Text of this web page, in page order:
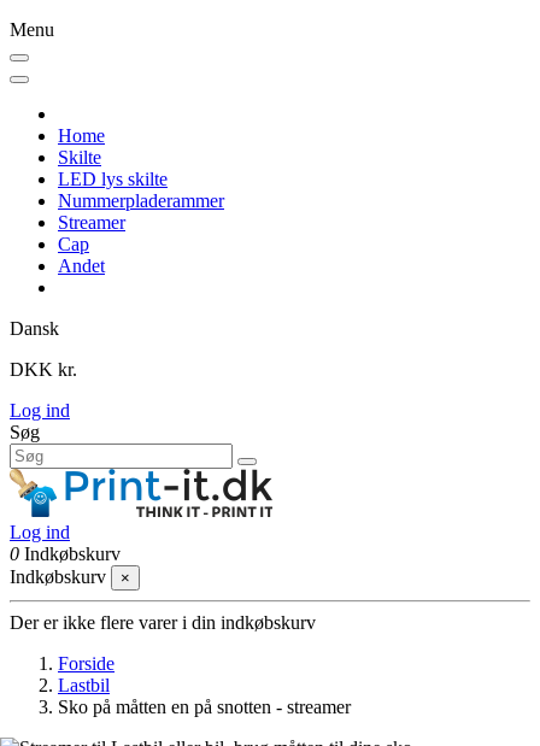
Menu
Home
Skilte
LED lys skilte
Nummerpladerammer
Streamer
Cap
Andet
Dansk
DKK kr.
Log ind
Søg
Log ind
0 Indkøbskurv
Indkøbskurv
×
Der er ikke flere varer i din indkøbskurv
Forside
Lastbil
Sko på måtten en på snotten - streamer